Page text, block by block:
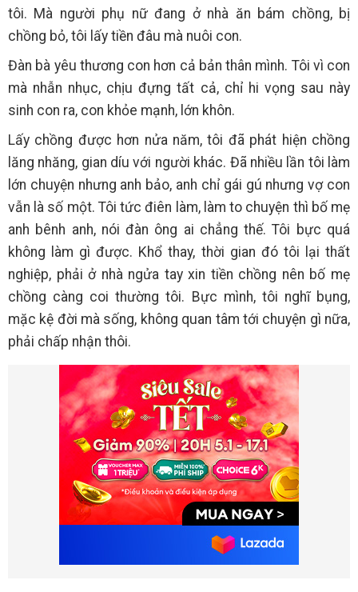
tôi. Mà người phụ nữ đang ở nhà ăn bám chồng, bị
chồng bỏ, tôi lấy tiền đâu mà nuôi con.
Đàn bà yêu thương con hơn cả bản thân mình. Tôi vì con
mà nhẫn nhục, chịu đựng tất cả, chỉ hi vọng sau này
sinh con ra, con khỏe mạnh, lớn khôn.
Lấy chồng được hơn nửa năm, tôi đã phát hiện chồng
lăng nhăng, gian díu với người khác. Đã nhiều lần tôi làm
lớn chuyện nhưng anh bảo, anh chỉ gái gú nhưng vợ con
vẫn là số một. Tôi tức điên làm, làm to chuyện thì bố mẹ
anh bênh anh, nói đàn ông ai chẳng thế. Tôi bực quá
không làm gì được. Khổ thay, thời gian đó tôi lại thất
nghiệp, phải ở nhà ngửa tay xin tiền chồng nên bố mẹ
chồng càng coi thường tôi. Bực mình, tôi nghĩ bụng,
mặc kệ đời mà sống, không quan tâm tới chuyện gì nữa,
phải chấp nhận thôi.